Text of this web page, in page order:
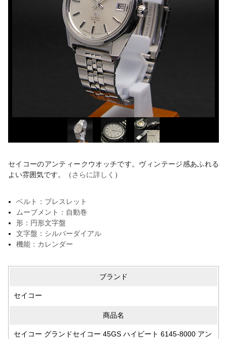
セイコーのアンティークウオッチです。ヴィンテージ感あふれる
よい雰囲気です。（ さらに詳しく ）
ベルト：ブレスレット
ムーブメント：自動巻
形：円形文字盤
文字盤：シルバーダイアル
機能：カレンダー
ブランド
セイコー
商品名
セイコー グランドセイコー 45GS ハイビート 6145-8000 アン